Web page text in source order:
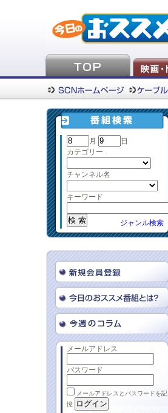
月
日
カテゴリー
チャンネル名
キーワード
ジャンル検索
メールアドレス
パスワード
メールアドレスとパスワードを記
憶